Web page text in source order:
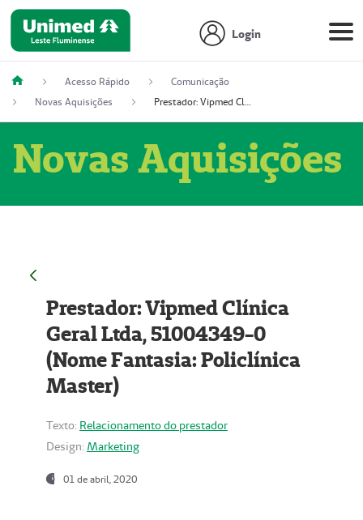
Login
Acesso Rápido
Comunicação
Novas Aquisições
Prestador: Vipmed Clínica Geral Ltda, 51004349-0 (Nome Fantasia: Policlínica Master)
Novas Aquisições
Prestador: Vipmed Clínica
Geral Ltda, 51004349-0
(Nome Fantasia: Policlínica
Master)
Texto: Relacionamento do prestador
Design: Marketing
01 de abril, 2020